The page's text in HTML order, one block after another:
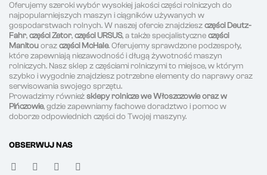
Oferujemy szeroki wybór wysokiej jakości części rolniczych do
najpopularniejszych maszyn i ciągników używanych w
gospodarstwach rolnych. W naszej ofercie znajdzieszczęści Deutz-
Fahr,części Zetor,części URSUS, a także specjalistyczneczęści
Manitouorazczęści McHale. Oferujemy sprawdzone podzespoły,
które zapewniają niezawodność i długą żywotność maszyn
rolniczych. Nasz sklep z częściami rolniczymi to miejsce, w którym
szybko i wygodnie znajdziesz potrzebne elementy do naprawy oraz
serwisowania swojego sprzętu.
Prowadzimy równieżsklepy rolnicze we Włoszczowie oraz w
Pińczowie, gdzie zapewniamy fachowe doradztwo i pomoc w
doborze odpowiednich części do Twojej maszyny.
OBSERWUJ NAS